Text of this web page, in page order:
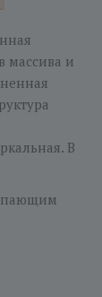
массива и
В